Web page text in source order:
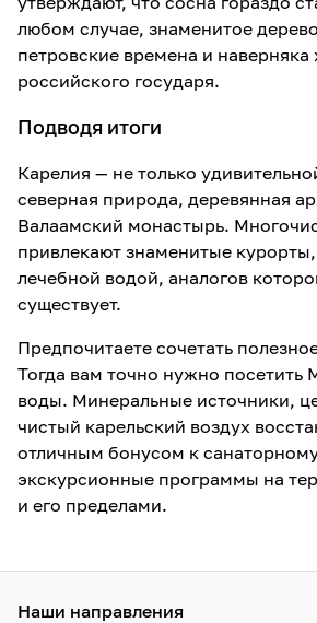
любом случае, знаменитое
петровские времена и наверняка
российского государя.
Подводя итоги
Карелия — не только
северная природа, деревянная
Валаамский монастырь.
привлекают знаменитые
лечебной водой, аналогов
существует.
Предпочитаете сочетать
Тогда вам точно нужно посетить
воды. Минеральные источники,
чистый карельский воздух
отличным бонусом к
экскурсионные программы на
и его пределами.
Наши направления